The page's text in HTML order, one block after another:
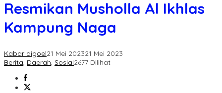
Resmikan
Al
Ikhlas
Naga
Resmikan Musholla Al Ikhlas
Kampung Naga
Kabar digoel21 Mei 202321 Mei 2023
Berita, Daerah, Sosial2677 Dilihat